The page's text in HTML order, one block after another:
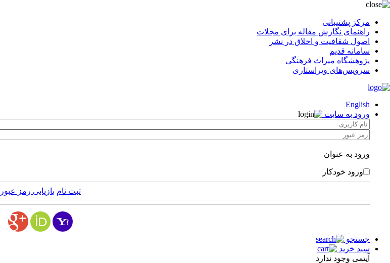
مرکز پشتیبانی
راهنمای نگارش مقاله برای مجلات
اصول شفافیت و اخلاق در نشر
سامانه قدیم
پژوهشگاه میراث فرهنگی
سرویس‌های ویراستاری
English
ورود به سایت
ورود به عنوان
ورود خودکار
ثبت نام بازیابی رمز عبور
جستجو
سبد خرید
آیتمی وجود ندارد